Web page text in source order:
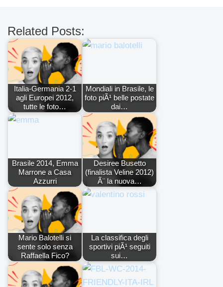
Related Posts:
Italia-Germania 2-1
agli Europei 2012,
tutte le foto…
Mondiali in Brasile, le
foto piÃ¹ belle postate
dai…
Brasile 2014, Emma
Marrone a Casa
Azzurri
Desiree Busetto
(finalista Veline 2012)
Ã¨ la nuova…
Mario Balotelli si
sente solo senza
Raffaella Fico?
La classifica degli
sportivi piÃ¹ seguiti
sui…